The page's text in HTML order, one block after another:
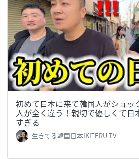
初めて日本に来て韓国人がショッ
人が全く違う！親切で優しくて日
すぎる
生きてる韓国日本IKITERU TV